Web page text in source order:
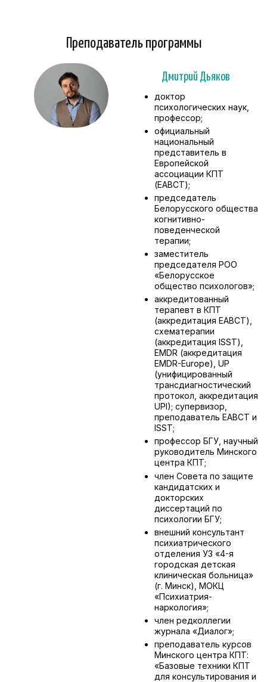
Преподаватель программы
Дмитрий Дьяков
доктор
психологических наук,
профессор;
официальный
национальный
представитель в
Европейской
ассоциации КПТ
(EABCT);
председатель
Белорусского общества
когнитивно-
поведенческой
терапии;
заместитель
председателя РОО
«Белорусское
общество психологов»;
аккредитованный
терапевт в КПТ
(аккредитация EABCT),
схематерапии
(аккредитация ISST),
EMDR (аккредитация
EMDR-Europe), UP
(унифицированный
трансдиагностический
протокол, аккредитация
UPI); супервизор,
преподаватель EABCT и
ISST;
профессор БГУ, научный
руководитель Минского
центра КПТ;
член Совета по защите
кандидатских и
докторских
диссертаций по
психологии БГУ;
внешний консультант
психиатрического
отделения УЗ «4-я
городская детская
клиническая больница»
(г. Минск), МОКЦ
«Психиатрия-
наркология»;
член редколлегии
журнала «Диалог»;
преподаватель курсов
Минского центра КПТ:
«Базовые техники КПТ
для консультирования и